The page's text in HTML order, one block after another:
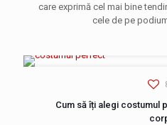
care exprimă cel mai bine
cele de pe
Cum să îți alegi